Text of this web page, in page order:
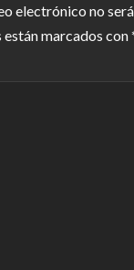
electrónico no
marcados con